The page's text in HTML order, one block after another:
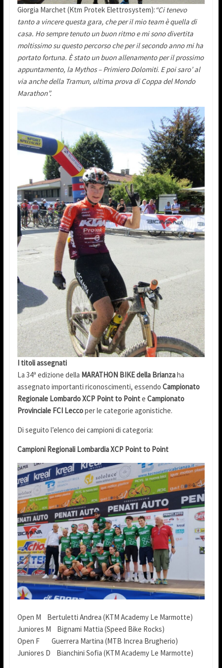
Giorgia Marchet (Ktm Protek Elettrosystem):“Ci tenevo
tanto a vincere questa gara, che per il mio team è quella di
casa. Ho sempre tenuto un buon ritmo e mi sono divertita
moltissimo su questo percorso che per il secondo anno mi ha
portato fortuna. È stato un buon allenamento per il prossimo
appuntamento, la Mythos – Primiero Dolomiti. E poi saro’ al
via anche della Tramun, ultima prova di Coppa del Mondo
Marathon”.
I titoli assegnati
La 34ª edizione della MARATHON BIKE della Brianzaha
assegnato importanti riconoscimenti, essendo Campionato
Regionale Lombardo XCP Point to Pointe Campionato
Provinciale FCI Leccoper le categorie agonistiche.
Di seguito l’elenco dei campioni di categoria:
Campioni Regionali Lombardia XCP Point to Point
Open M Bertuletti Andrea (KTM Academy Le Marmotte)
Juniores M Bignami Mattia (Speed Bike Rocks)
Open F Guerrera Martina (MTB Increa Brugherio)
Juniores D Bianchini Sofia (KTM Academy Le Marmotte)